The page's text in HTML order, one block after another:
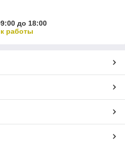
до 18:00
работы